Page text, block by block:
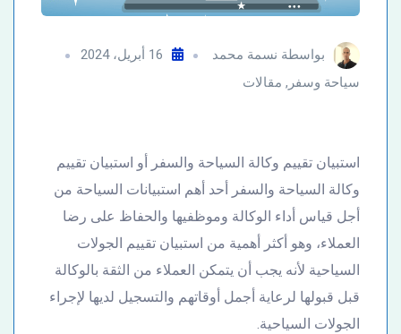
بواسطة نسمة محمد
16 أبريل، 2024
سياحة وسفر , مقالات
استبيان تقييم وكالة السياحة والسفر أو استبيان تقييم
وكالة السياحة والسفر أحد أهم استبيانات السياحة من
أجل قياس أداء الوكالة وموظفيها والحفاظ على رضا
العملاء، وهو أكثر أهمية من استبيان تقييم الجولات
السياحية لأنه يجب أن يتمكن العملاء من الثقة بالوكالة
قبل قبولها لرعاية أجمل أوقاتهم والتسجيل لديها لإجراء
الجولات السياحية.